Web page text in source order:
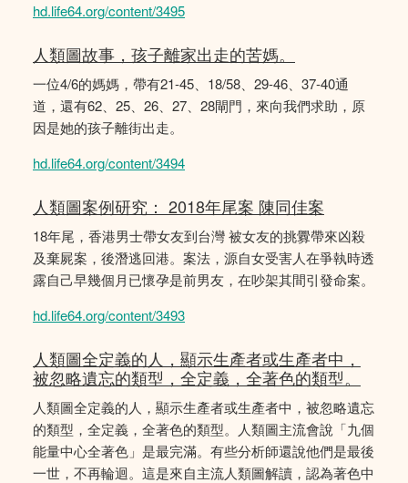
hd.life64.org/content/3495
人類圖故事，孩子離家出走的苦媽。
一位4/6的媽媽，帶有21-45、18/58、29-46、37-40通
道，還有62、25、26、27、28閘門，來向我們求助，原
因是她的孩子離街出走。
hd.life64.org/content/3494
人類圖案例研究： 2018年尾案 陳同佳案
18年尾，香港男士帶女友到台灣 被女友的挑釁帶來凶殺
及棄屍案，後潛逃回港。案法，源自女受害人在爭執時透
露自己早幾個月已懷孕是前男友，在吵架其間引發命案。
hd.life64.org/content/3493
人類圖全定義的人，顯示生產者或生產者中，
被忽略遺忘的類型，全定義，全著色的類型。
人類圖全定義的人，顯示生產者或生產者中，被忽略遺忘
的類型，全定義，全著色的類型。人類圖主流會說「九個
能量中心全著色」是最完滿。有些分析師還說他們是最後
一世，不再輪迴。這是來自主流人類圖解讀，認為著色中